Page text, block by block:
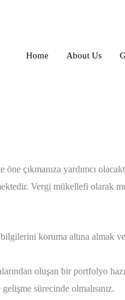
Home About Us
çıkmanıza yardımcı
Vergi mükellefi olarak
koruma altına almak
oluşan bir portfolyo
sürecinde olmalısınız.